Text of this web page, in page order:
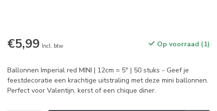
€5,99 Incl. btw Op voorraad (1)
Ballonnen Imperial red MINI | 12cm = 5" | 50 stuks - Geef je
feestdecoratie een krachtige uitstraling met deze mini ballonnen.
Perfect voor Valentijn, kerst of een chique diner.